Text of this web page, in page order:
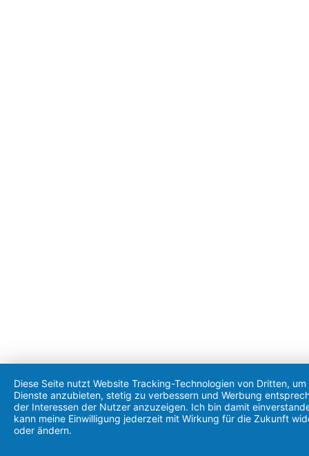
Diese Seite nutzt Website Tracking-Technologien von Dritten, um
Dienste anzubieten, stetig zu verbessern und Werbung
der Interessen der Nutzer anzuzeigen. Ich bin damit
kann meine Einwilligung jederzeit mit Wirkung für die Zukunft
oder ändern.